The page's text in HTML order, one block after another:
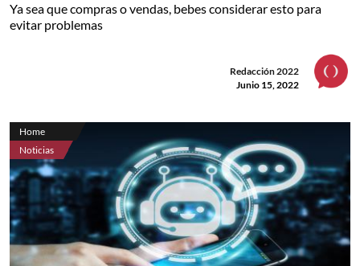
Ya sea que compras o vendas, bebes considerar esto para
evitar problemas
Redacción 2022
Junio 15, 2022
Home
Noticias